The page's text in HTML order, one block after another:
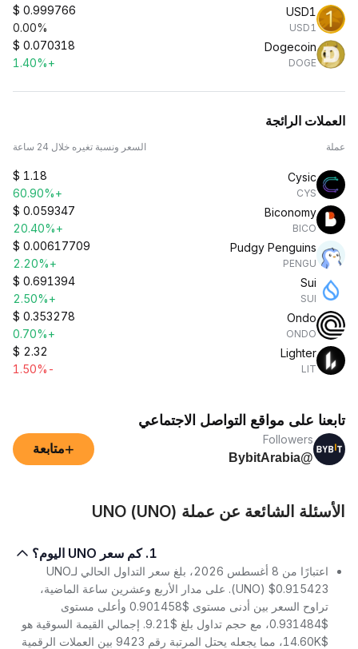
USD1
USD1
$ 0.999766
0.00%
Dogecoin
DOGE
$ 0.070318
+1.40%
العملات الرائجة
عملة السعر ونسبة تغيره خلال 24 ساعة
Cysic
CYS
$ 1.18
+60.90%
Biconomy
BICO
$ 0.059347
+20.40%
Pudgy Penguins
PENGU
$ 0.00617709
+2.20%
Sui
SUI
$ 0.691394
+2.50%
Ondo
ONDO
$ 0.353278
+0.70%
Lighter
LIT
$ 2.32
-1.50%
تابعنا على مواقع التواصل الاجتماعي
Followers
@BybitArabia
+متابعة
الأسئلة الشائعة عن عملة UNO (UNO)
1. كم سعر UNO اليوم؟
اعتبارًا من 8 أغسطس 2026، بلغ سعر التداول الحالي لـUNO
(UNO) $0.915423. على مدار الأربع وعشرين ساعة الماضية،
تراوح السعر بين أدنى مستوى $0.901458 وأعلى مستوى
$0.931484، مع حجم تداول بلغ $9.21. إجمالي القيمة السوقية هو
$14.60K، مما يجعله يحتل المرتبة رقم 9423 بين العملات الرقمية